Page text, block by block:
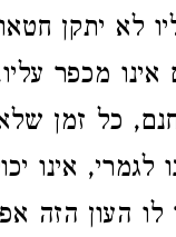
לא יתקן
אינו מכפר
כל זמן
אינו
לו העון הזה